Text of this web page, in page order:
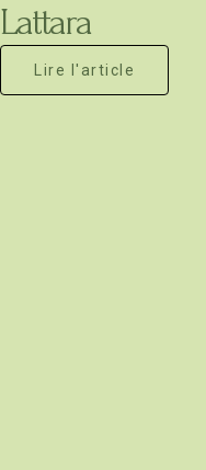
Lattara
Lire l'article